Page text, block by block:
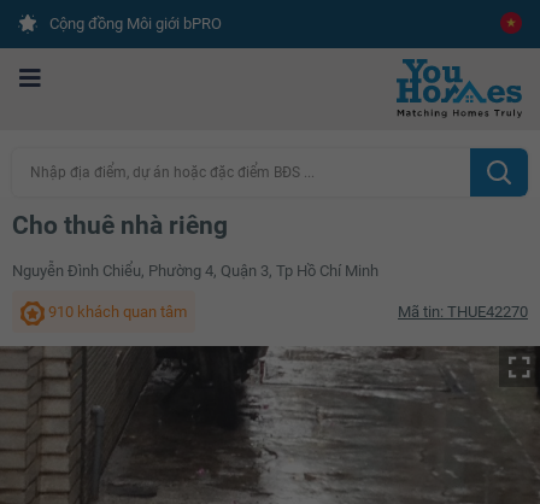
Cộng đồng Môi giới bPRO
Nhập địa điểm, dự án hoặc đặc điểm BĐS ...
Cho thuê nhà riêng
Nguyễn Đình Chiểu, Phường 4, Quận 3, Tp Hồ Chí Minh
910 khách quan tâm Mã tin: THUE42270